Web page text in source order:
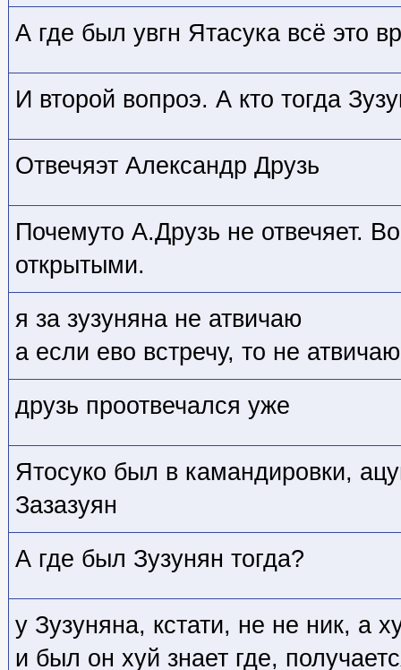
А где был увгн Ятасука всё это
И второй вопроэ. А кто тогда
Отвечяэт Александр Друзь
Почемуто А.Друзь не отвечяет.
открытыми.
я за зузуняна не атвичаю
а если ево встречу, то не
друзь проотвечался уже
Ятосуко был в камандировки,
Зазазуян
А где был Зузунян тогда?
у Зузуняна, кстати, не не ник, а
и был он хуй знает где,